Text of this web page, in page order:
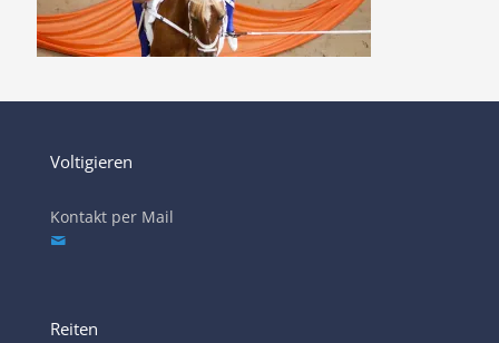
Voltigieren
Kontakt per Mail
Reiten